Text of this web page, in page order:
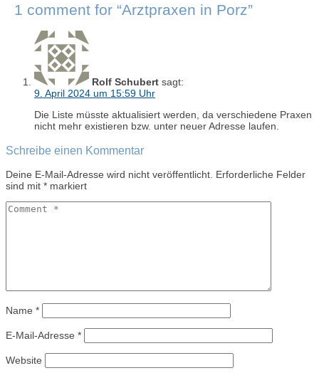
1 comment for “Arztpraxen in Porz”
Rolf Schubert sagt:
9. April 2024 um 15:59 Uhr
Die Liste müsste aktualisiert werden, da verschiedene Praxen
nicht mehr existieren bzw. unter neuer Adresse laufen.
Schreibe einen Kommentar
Deine E-Mail-Adresse wird nicht veröffentlicht. Erforderliche Felder
sind mit * markiert
Name *
E-Mail-Adresse *
Website